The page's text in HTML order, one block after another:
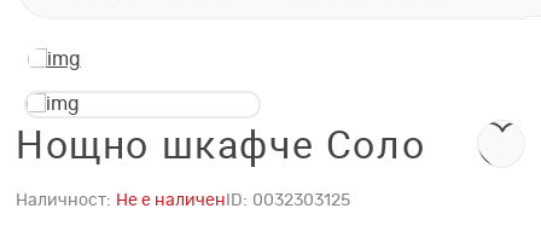
Нощно шкафче Соло
Наличност: Не е наличен ID: 0032303125